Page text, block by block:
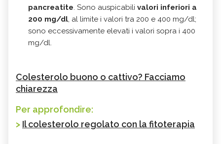
pancreatite. Sono auspicabili valori inferiori a
200 mg/dl, al limite i valori tra 200 e 400 mg/dl;
sono eccessivamente elevati i valori sopra i 400
mg/dl.
Colesterolo buono o cattivo? Facciamo
chiarezza
Per approfondire:
> Il colesterolo regolato con la fitoterapia